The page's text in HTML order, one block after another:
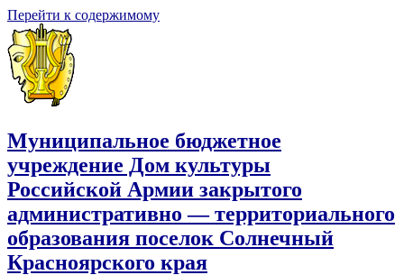
Перейти к содержимому
Муниципальное бюджетное
учреждение Дом культуры
Российской Армии закрытого
административно — территориального
образования поселок Солнечный
Красноярского края